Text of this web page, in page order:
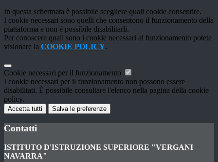
In questa schermata è possibile scegliere quali cookie consentire.
I cookie necessari sono quelli che consentono il funzionamento della
piattaforma e non è possibile disabilitarli.
Per conoscere quali sono i cookie necessari al funzionamento potete
visionare la COOKIE POLICY.
Cookie necessari per il funzionamento
I cookie necessari per il funzionamento non possono essere
disabilitati. È possibile consultare l'elenco nella pagina della cookie
policy.
Accetta tutti Salva le preferenze
Contatti
ISTITUTO D'ISTRUZIONE SUPERIORE "VERGANI
NAVARRA"